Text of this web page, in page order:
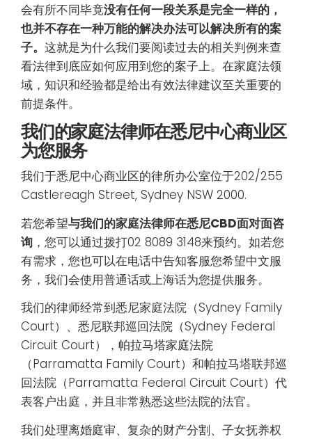
会有所不同毕竟没有任何一段关系是完全一样的，
也并不存在一种万能的解决办法可以解决所有的案
子。 这就是为什么我们要阅读过去的相关判例来查
看法律到底应如何应用到您的案子上。在家庭法领
域，知识和经验都是给出有效法律建议至关重要的
前提条件。
我们的家庭法律师在悉尼中心商业区
为您服务
我们于悉尼中心商业区的律所办公室位于202/255
Castlereagh Street, Sydney NSW 2000.
若您希望与我们的家庭法律师在悉尼CBD面对面咨
询 ，您可以通过拨打02 8089 3148来预约。如若您
有需求，您也可以在电话中告知客服您希望中文服
务，我们会使用普通话或上海话为您提供服务。
我们的律师经常到悉尼家庭法院（Sydney Family
Court）、悉尼联邦巡回法院（Sydney Federal
Circuit Court），帕拉马塔家庭法院
（Parramatta Family Court）和帕拉马塔联邦巡
回法院（Parramatta Federal Circuit Court）代
表客户出庭，并且非常熟悉这些法院的法官。
我们处理离婚庭审、复杂的财产分割、子女抚养权